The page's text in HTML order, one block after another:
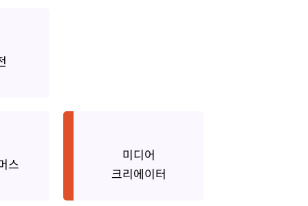
스
미디어
크리에이터
Media Creator